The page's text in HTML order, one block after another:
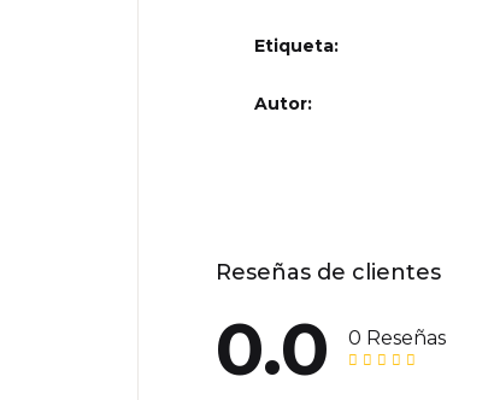
Etiqueta:
Autor
Reseñas de clientes
0.0 0 Reseñas